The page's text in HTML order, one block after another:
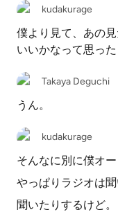
kudakurage
僕より見て、あの
いいかなって思った
Takaya Deguchi
うん。
kudakurage
そんなに別に僕オ
やっぱりラジオは聞
聞いたりするけど。